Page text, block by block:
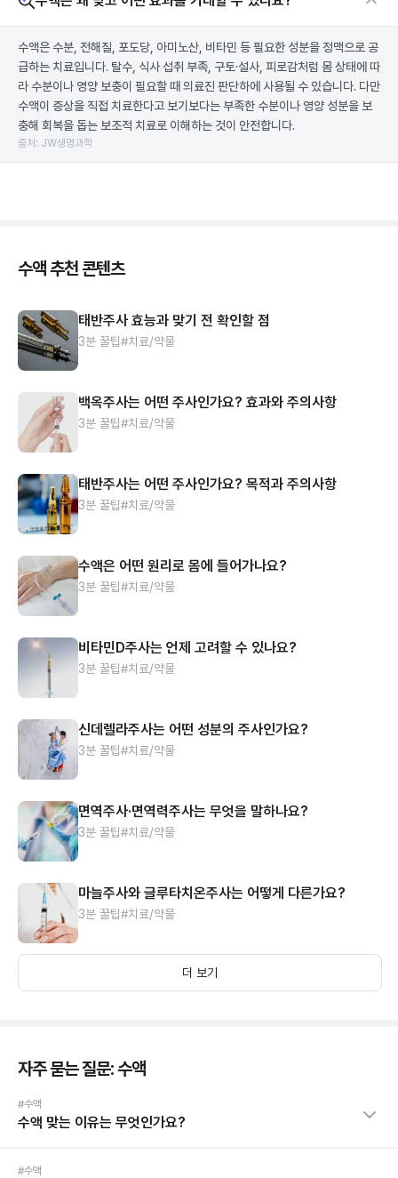
수액은 수분, 전해질, 포도당, 아미노산, 비타민 등 필요한 성분을 정맥으로 공
급하는 치료입니다. 탈수, 식사 섭취 부족, 구토·설사, 피로감처럼 몸 상태에 따
라 수분이나 영양 보충이 필요할 때 의료진 판단하에 사용될 수 있습니다. 다만
수액이 증상을 직접 치료한다고 보기보다는 부족한 수분이나 영양 성분을 보
충해 회복을 돕는 보조적 치료로 이해하는 것이 안전합니다.
출처: JW생명과학
수액 추천 콘텐츠
태반주사 효능과 맞기 전 확인할 점
3분 꿀팁#치료/약물
백옥주사는 어떤 주사인가요? 효과와 주의사항
3분 꿀팁#치료/약물
태반주사는 어떤 주사인가요? 목적과 주의사항
3분 꿀팁#치료/약물
수액은 어떤 원리로 몸에 들어가나요?
3분 꿀팁#치료/약물
비타민D주사는 언제 고려할 수 있나요?
3분 꿀팁#치료/약물
신데렐라주사는 어떤 성분의 주사인가요?
3분 꿀팁#치료/약물
면역주사·면역력주사는 무엇을 말하나요?
3분 꿀팁#치료/약물
마늘주사와 글루타치온주사는 어떻게 다른가요?
3분 꿀팁#치료/약물
더 보기
자주 묻는 질문: 수액
#수액
수액 맞는 이유는 무엇인가요?
#수액